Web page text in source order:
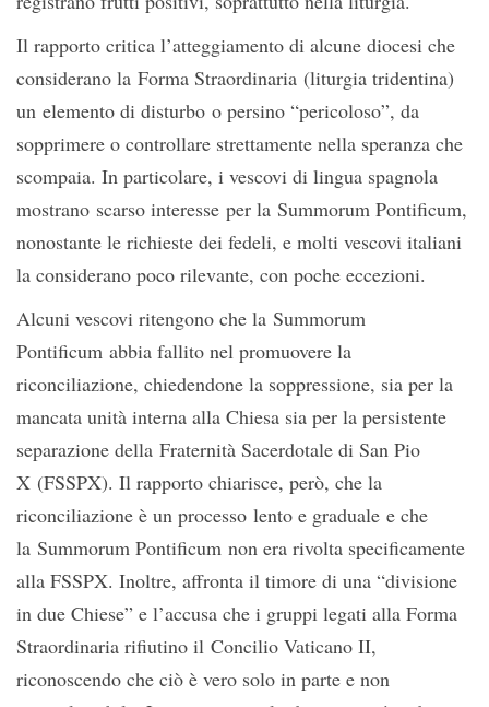
Il rapporto critica l’atteggiamento di alcune diocesi che
considerano la Forma Straordinaria (liturgia tridentina)
un elemento di disturbo o persino “pericoloso”, da
sopprimere o controllare strettamente nella speranza che
scompaia. In particolare, i vescovi di lingua spagnola
mostrano scarso interesse per la Summorum Pontificum,
nonostante le richieste dei fedeli, e molti vescovi italiani
la considerano poco rilevante, con poche eccezioni.
Alcuni vescovi ritengono che la Summorum
Pontificum abbia fallito nel promuovere la
riconciliazione, chiedendone la soppressione, sia per la
mancata unità interna alla Chiesa sia per la persistente
separazione della Fraternità Sacerdotale di San Pio
X (FSSPX). Il rapporto chiarisce, però, che la
riconciliazione è un processo lento e graduale e che
la Summorum Pontificum non era rivolta specificamente
alla FSSPX. Inoltre, affronta il timore di una “divisione
in due Chiese” e l’accusa che i gruppi legati alla Forma
Straordinaria rifiutino il Concilio Vaticano II,
riconoscendo che ciò è vero solo in parte e non